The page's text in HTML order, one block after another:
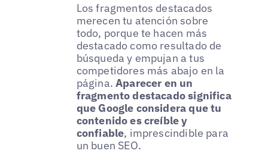
Los fragmentos destacados
merecen tu atención sobre
todo, porque te hacen más
destacado como resultado de
búsqueda y empujan a tus
competidores más abajo en la
página.Aparecer en un
fragmento destacado significa
que Google considera que tu
contenido es creíble y
confiable, imprescindible para
un buen SEO.